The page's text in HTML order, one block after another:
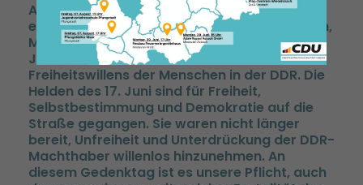
Anlässlich des Jahrestages des 17. Juni 1953
erklärte der Generalsekretär der CDU Hessen,
Manfred Pentz: „Der Volksaufstand am 17.
Juni 1953 war beeindruckender Ausdruck des
Freiheitswillens der Menschen in der DDR. Die
Helden des 17. Juni sind für Freiheit,
Selbstbestimmung und Demokratie auf die
Straße gegangen. Sie waren nicht länger
bereit, Unfreiheit und Unterdrückung der DDR-
Machthaber willenlos hinzunehmen. An
diesem Gedenktag ist es unsere Pflicht, auch